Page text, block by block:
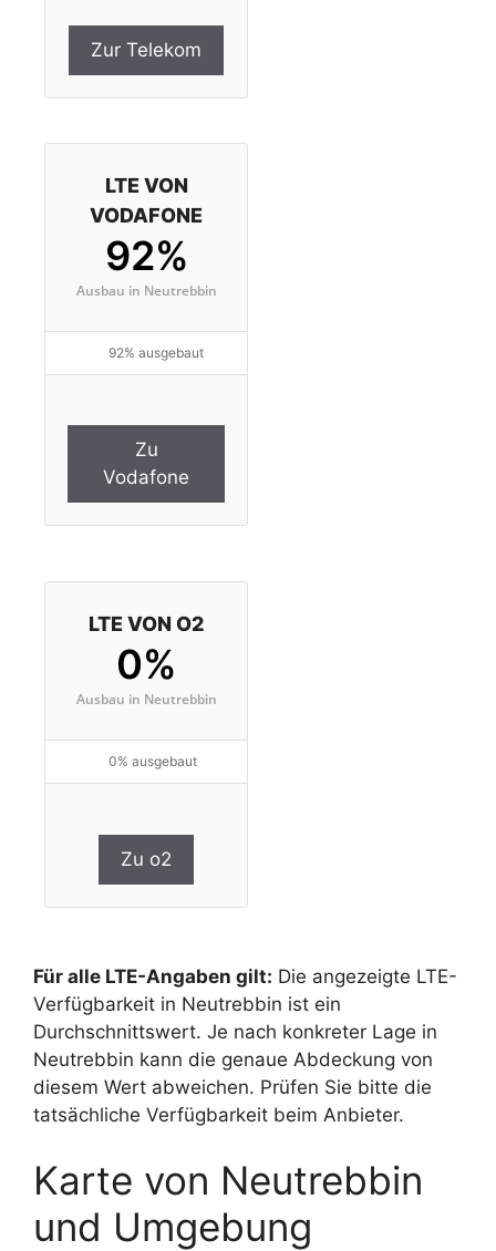
Zur Telekom
LTE VON
VODAFONE
92%
Ausbau in Neutrebbin
92% ausgebaut
Zu
Vodafone
LTE VON O2
0%
Ausbau in Neutrebbin
0% ausgebaut
Zu o2
Für alle LTE-Angaben gilt: Die angezeigte LTE-
Verfügbarkeit in Neutrebbin ist ein
Durchschnittswert. Je nach konkreter Lage in
Neutrebbin kann die genaue Abdeckung von
diesem Wert abweichen. Prüfen Sie bitte die
tatsächliche Verfügbarkeit beim Anbieter.
Karte von Neutrebbin
und Umgebung